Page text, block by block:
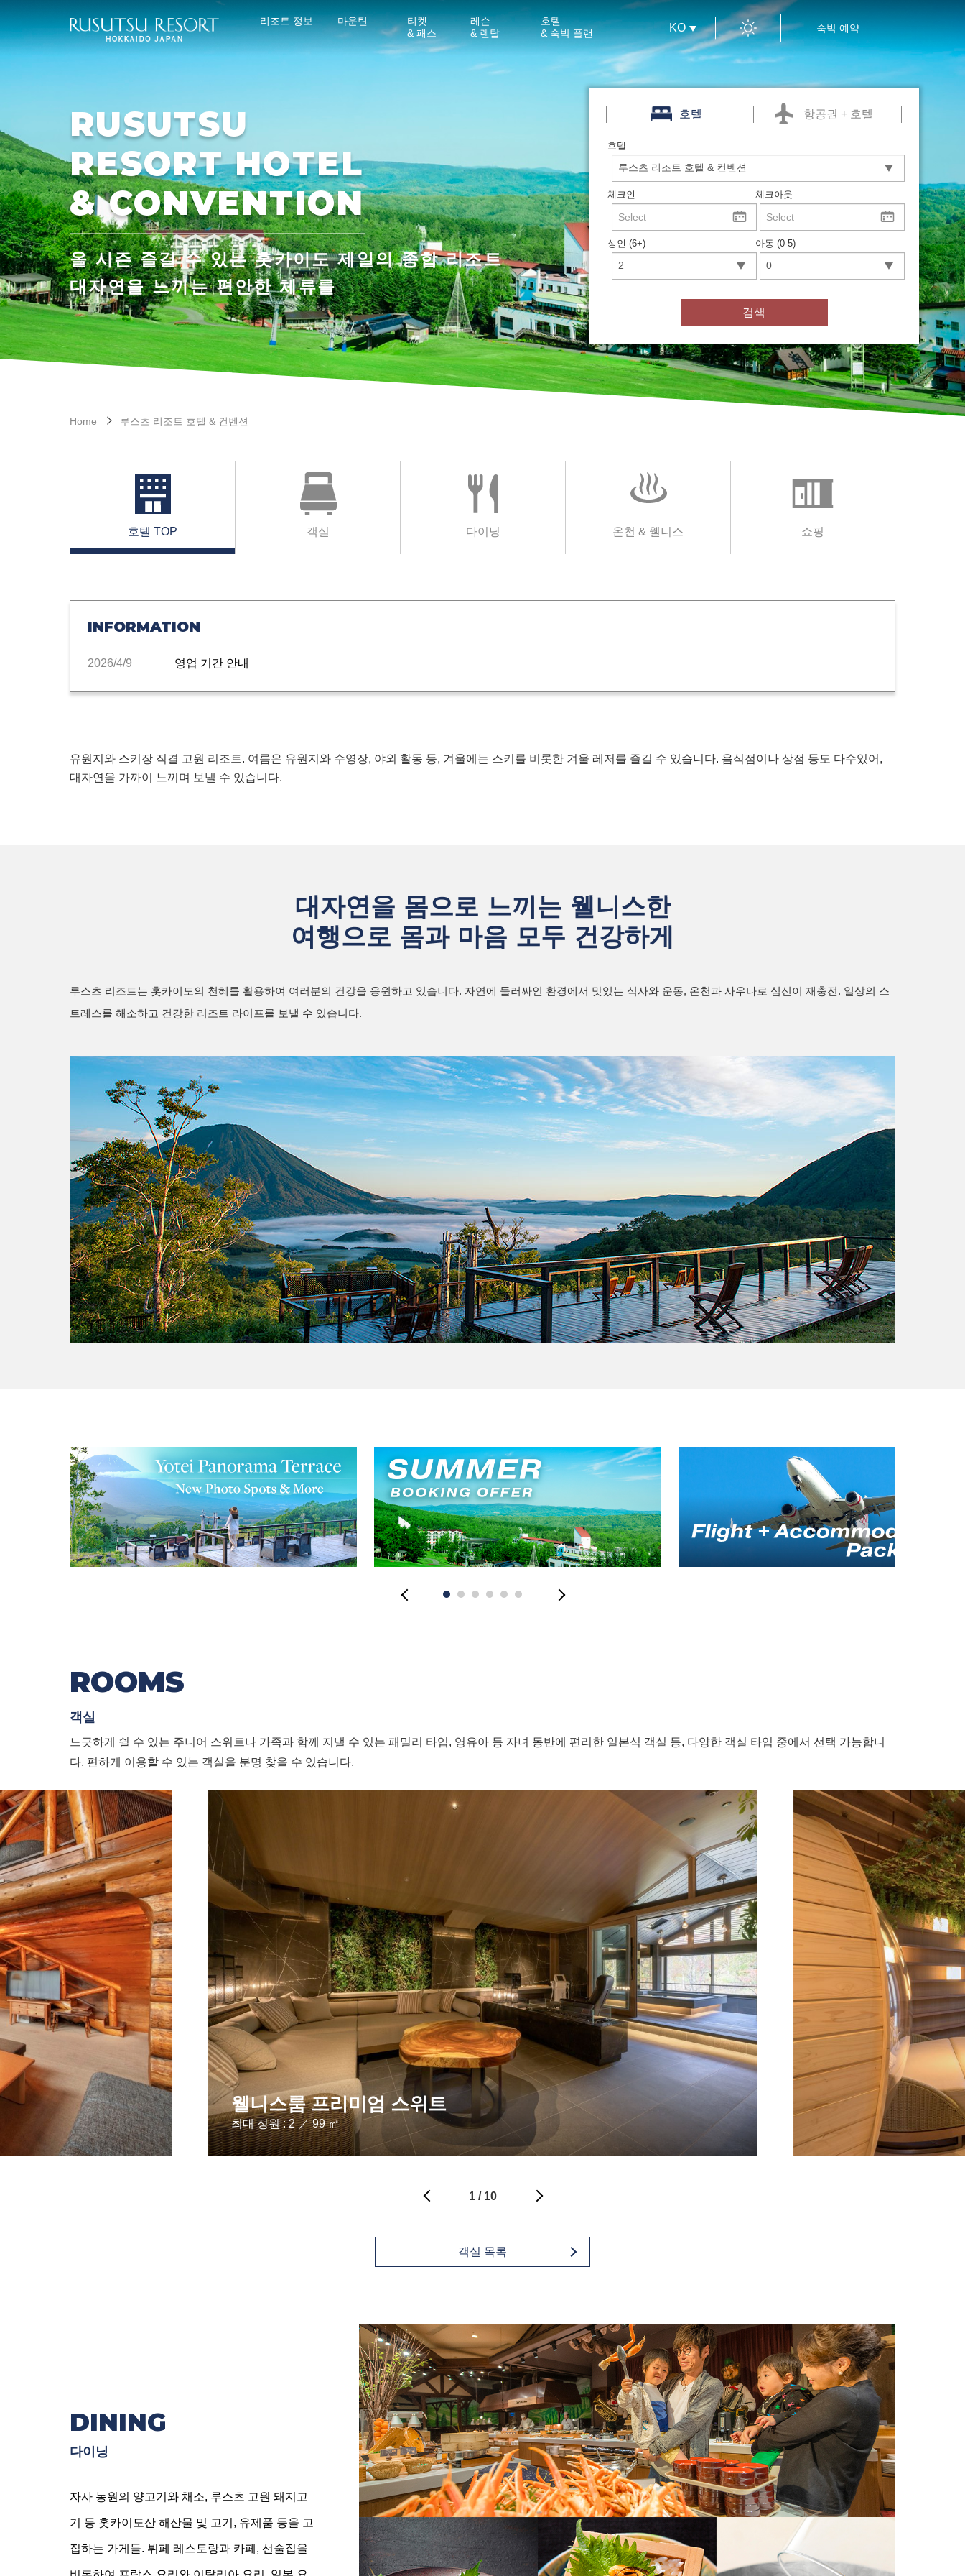
리조트 정보 마운틴
티켓
& 패스
레슨
& 렌탈
호텔
& 숙박 플랜
KO 숙박 예약
RUSUTSU
RESORT HOTEL
& CONVENTION
올 시즌 즐길 수 있는 홋카이도 제일의 종합 리조트
대자연을 느끼는 편안한 체류를
호텔 항공권 + 호텔
호텔
체크인 체크아웃
성인 (6+) 아동 (0-5)
검색
Home 루스츠 리조트 호텔 & 컨벤션
호텔 TOP 객실 다이닝 온천 & 웰니스 쇼핑
INFORMATION
2026/4/9 영업 기간 안내
유원지와 스키장 직결 고원 리조트. 여름은 유원지와 수영장, 야외 활동 등, 겨울에는 스키를 비롯한 겨울 레저를 즐길 수 있습니다. 음식점이나 상점 등도 다수있어,
대자연을 가까이 느끼며 보낼 수 있습니다.
대자연을 몸으로 느끼는 웰니스한
여행으로 몸과 마음 모두 건강하게
루스츠 리조트는 홋카이도의 천혜를 활용하여 여러분의 건강을 응원하고 있습니다. 자연에 둘러싸인 환경에서 맛있는 식사와 운동, 온천과 사우나로 심신이 재충전. 일상의 스
트레스를 해소하고 건강한 리조트 라이프를 보낼 수 있습니다.
ROOMS
객실
느긋하게 쉴 수 있는 주니어 스위트나 가족과 함께 지낼 수 있는 패밀리 타입, 영유아 등 자녀 동반에 편리한 일본식 객실 등, 다양한 객실 타입 중에서 선택 가능합니
다. 편하게 이용할 수 있는 객실을 분명 찾을 수 있습니다.
웰니스룸 프리미엄 스위트
최대 정원 : 2 ／ 99 ㎡
1/ 10
객실 목록
DINING
다이닝
자사 농원의 양고기와 채소, 루스츠 고원 돼지고
기 등 홋카이도산 해산물 및 고기, 유제품 등을 고
집하는 가게들. 뷔페 레스토랑과 카페, 선술집을